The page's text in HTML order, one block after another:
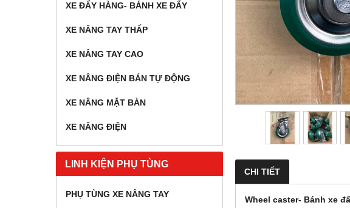
XE ĐẨY HÀNG- BÁNH XE ĐẨY
XE NÂNG TAY THẤP
XE NÂNG TAY CAO
XE NÂNG ĐIỆN BÁN TỰ ĐỘNG
XE NÂNG MẶT BÀN
XE NÂNG ĐIỆN
LINH KIỆN PHỤ TÙNG
PHỤ TÙNG XE NÂNG TAY
CHI TIẾT
Wheel caster- Bánh xe